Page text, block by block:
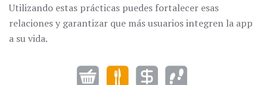
Utilizando estas prácticas puedes fortalecer esas
relaciones y garantizar que más usuarios integren la app
a su vida.